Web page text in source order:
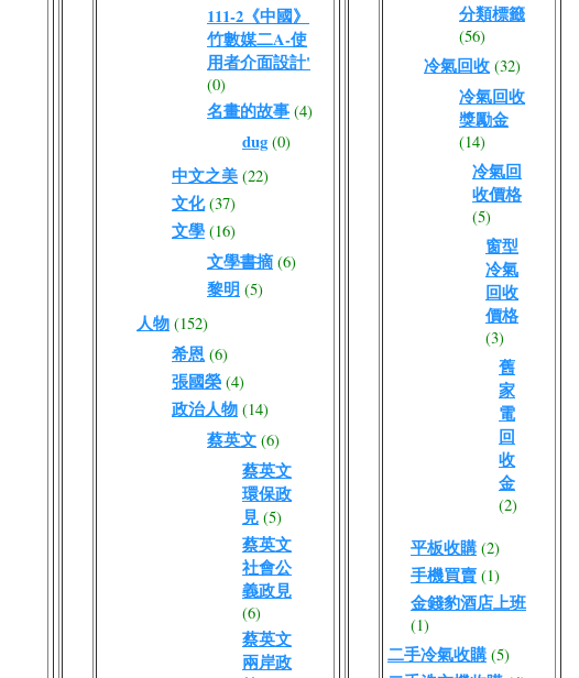
111-2《中國》
竹數媒二A-使
用者介面設計'
(0)
名畫的故事 (4)
dug (0)
中文之美 (22)
文化 (37)
文學 (16)
文學書摘 (6)
黎明 (5)
人物 (152)
希恩 (6)
張國榮 (4)
政治人物 (14)
蔡英文 (6)
蔡英文
環保政
見 (5)
蔡英文
社會公
義政見
(6)
蔡英文
兩岸政
分類標籤
(56)
冷氣回收 (32)
冷氣回收
獎勵金
(14)
冷氣回
收價格
(5)
窗型
冷氣
回收
價格
(3)
舊
家
電
回
收
金
(2)
平板收購 (2)
手機買賣 (1)
金錢豹酒店上班
(1)
二手冷氣收購 (5)